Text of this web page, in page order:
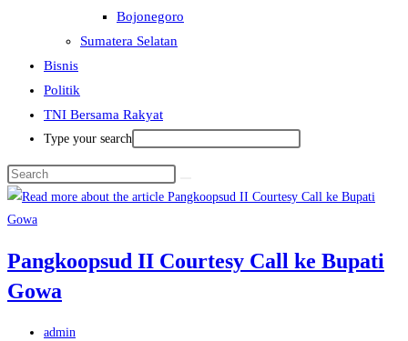
Bojonegoro
Sumatera Selatan
Bisnis
Politik
TNI Bersama Rakyat
Type your search
Pangkoopsud II Courtesy Call ke Bupati
Gowa
Post
admin